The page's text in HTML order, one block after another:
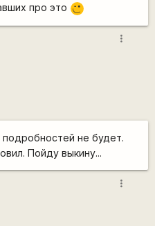
про это
;)
more_vert
подробностей не будет.
Пойду выкину...
more_vert